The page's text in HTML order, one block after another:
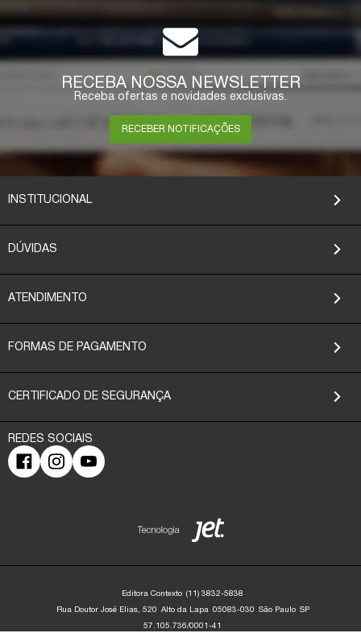
RECEBA NOSSA NEWSLETTER
Receba ofertas e novidades exclusivas.
RECEBER NOTIFICAÇÕES
INSTITUCIONAL
DÚVIDAS
ATENDIMENTO
FORMAS DE PAGAMENTO
CERTIFICADO DE SEGURANÇA
Editora Contexto (11) 3832-5838
Rua Doutor José Elias, 520 Alto da Lapa 05083-030 São Paulo SP
57.105.736/0001-41